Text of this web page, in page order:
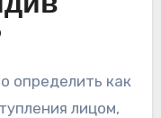
определить как
лицом,